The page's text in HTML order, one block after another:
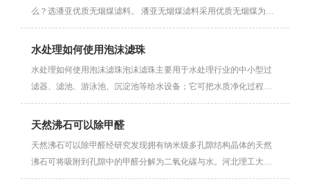
么？选潘亚优质无烟煤滤料。 潘亚无烟煤滤料采用优质无烟煤为原
···
水处理如何使用泡沫滤珠
水处理如何使用泡沫滤珠泡沫滤珠主要用于水处理行业的中小型过
滤器、滤池、游泳池、沉淀池等给水设备；它可把水质净化过程中
的混···
天然沸石可以除甲醛
天然沸石可以除甲醛经研究发现拥有纳米级多孔隙结构晶体的天然
沸石可将吸附到孔隙中的甲醛分解为二氧化碳与水。河北理工大学
材料···